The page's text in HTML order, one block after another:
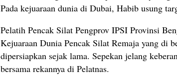
Pada kejuaraan dunia di Dubai, Habib usung
Pelatih Pencak Silat Pengprov IPSI Provinsi
Kejuaraan Dunia Pencak Silat Remaja yang di
dipersiapkan sejak lama. Sepekan jelang
bersama rekannya di Pelatnas.